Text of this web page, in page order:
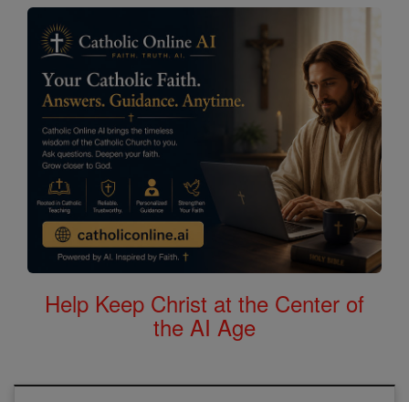
Help Keep Christ at the Center of
the AI Age